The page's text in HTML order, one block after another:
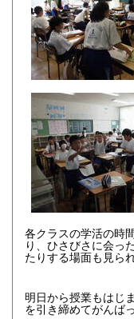
各クラスの学活の時
り、ひさびさに会っ
たりする場面も見ら
明日から授業もはじ
を引き締めてがんば